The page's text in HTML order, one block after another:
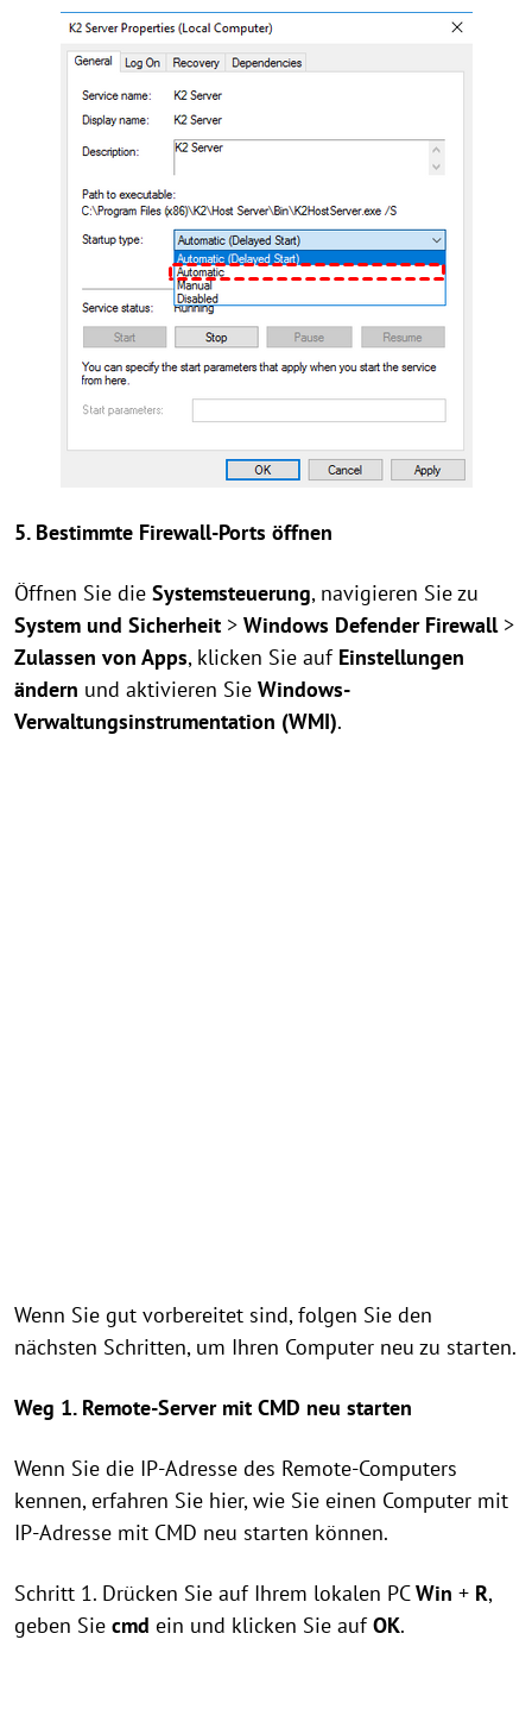
5. Bestimmte Firewall-Ports öffnen
Öffnen Sie die Systemsteuerung, navigieren Sie zu
System und Sicherheit > Windows Defender Firewall>
Zulassen von Apps, klicken Sie auf Einstellungen
ändern und aktivieren Sie Windows-
Verwaltungsinstrumentation (WMI).
Wenn Sie gut vorbereitet sind, folgen Sie den
nächsten Schritten, um Ihren Computer neu zu starten.
Weg 1. Remote-Server mit CMD neu starten
Wenn Sie die IP-Adresse des Remote-Computers
kennen, erfahren Sie hier, wie Sie einen Computer mit
IP-Adresse mit CMD neu starten können.
Schritt 1. Drücken Sie auf Ihrem lokalen PCWin + R,
geben Sie cmd ein und klicken Sie aufOK.